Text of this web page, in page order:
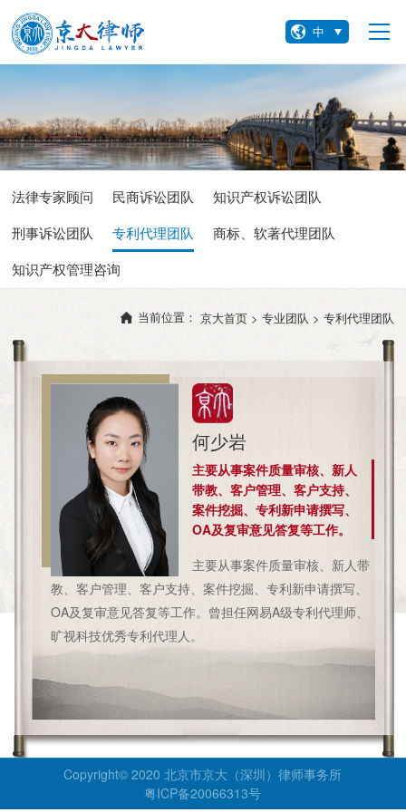
中
法律专家顾问 民商诉讼团队
知识产权诉讼团队
刑事诉讼团队
专利代理团队
商标、软著代理团队
知识产权管理咨询
当前位置： 京大首页 > 专业团队 > 专利代理团队
何少岩
主要从事案件质量审核、新人
带教、客户管理、客户支持、
案件挖掘、专利新申请撰写、
OA及复审意见答复等工作。
主要从事案件质量审核、新人带
教、客户管理、客户支持、案件挖掘、专利新申请撰写、
OA及复审意见答复等工作。曾担任网易A级专利代理师、
旷视科技优秀专利代理人。
Copyright© 2020 北京市京大（深圳）律师事务所
粤ICP备20066313号